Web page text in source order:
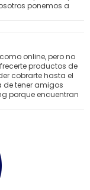
ponemos a
online, pero no
productos de
cobrarte hasta el
de tener amigos
porque encuentran